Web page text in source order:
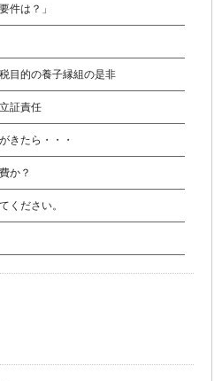
件は？」
目的の養子縁組の是非
証責任
きたら・・・
か？
ください。